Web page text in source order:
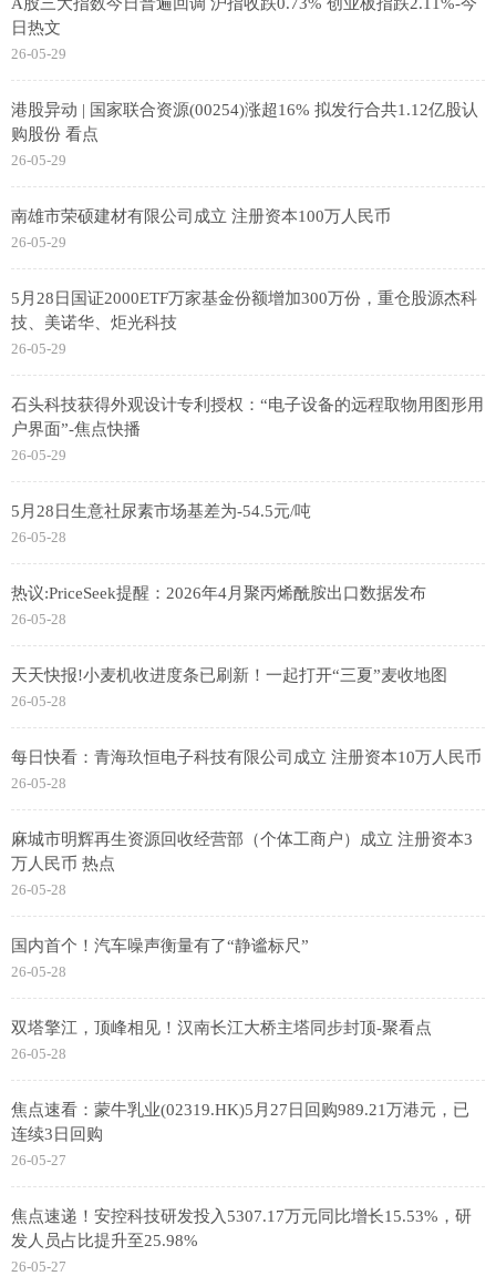
日热文
26-05-29
港股异动 | 国家联合资源(00254)涨超16% 拟发行合共1.12亿股认
购股份 看点
26-05-29
南雄市荣硕建材有限公司成立 注册资本100万人民币
26-05-29
5月28日国证2000ETF万家基金份额增加300万份，重仓股源杰科
技、美诺华、炬光科技
26-05-29
石头科技获得外观设计专利授权：“电子设备的远程取物用图形用
户界面”-焦点快播
26-05-29
5月28日生意社尿素市场基差为-54.5元/吨
26-05-28
热议:PriceSeek提醒：2026年4月聚丙烯酰胺出口数据发布
26-05-28
天天快报!小麦机收进度条已刷新！一起打开“三夏”麦收地图
26-05-28
每日快看：青海玖恒电子科技有限公司成立 注册资本10万人民币
26-05-28
麻城市明辉再生资源回收经营部（个体工商户）成立 注册资本3
万人民币 热点
26-05-28
国内首个！汽车噪声衡量有了“静谧标尺”
26-05-28
双塔擎江，顶峰相见！汉南长江大桥主塔同步封顶-聚看点
26-05-28
焦点速看：蒙牛乳业(02319.HK)5月27日回购989.21万港元，已
连续3日回购
26-05-27
焦点速递！安控科技研发投入5307.17万元同比增长15.53%，研
发人员占比提升至25.98%
26-05-27